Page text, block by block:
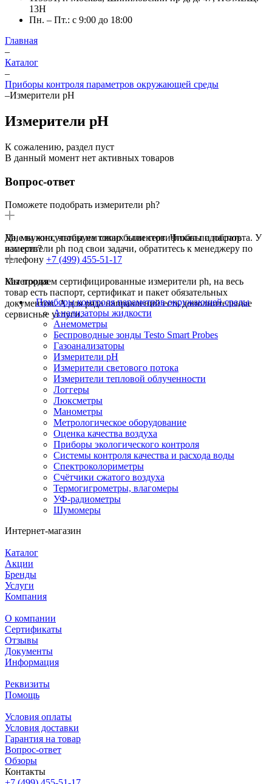
13Н
Пн. – Пт.: с 9:00 до 18:00
Главная
–
Каталог
–
Приборы контроля параметров окружающей среды
–Измерители pH
Измерители pH
К сожалению, раздел пуст
В данный момент нет активных товаров
Вопрос-ответ
Поможете подобрать измерители ph?
Да, мы консультируем своих клиентов. Чтобы подобрать
измерители ph под свои задачи, обратитесь к менеджеру по
телефону +7 (499) 455-51-17
Мне нужно, чтобы на товар были сертификаты и паспорта. У
вас есть?
Мы продаем сертифицированные измерители ph, на весь
товар есть паспорт, сертификат и пакет обязательных
документов. А для ряда направлений есть дополнительные
сервисные услуги.
Категория
Приборы контроля параметров окружающей среды
Анализаторы жидкости
Анемометры
Беспроводные зонды Testo Smart Probes
Газоанализаторы
Измерители pH
Измерители светового потока
Измерители тепловой облученности
Логгеры
Люксметры
Манометры
Метрологическое оборудование
Оценка качества воздуха
Приборы экологического контроля
Системы контроля качества и расхода воды
Спектроколориметры
Счётчики сжатого воздуха
Термогигрометры, влагомеры
УФ-радиометры
Шумомеры
Интернет-магазин
Каталог
Акции
Бренды
Услуги
Компания
О компании
Сертификаты
Отзывы
Документы
Информация
Реквизиты
Помощь
Условия оплаты
Условия доставки
Гарантия на товар
Вопрос-ответ
Обзоры
Контакты